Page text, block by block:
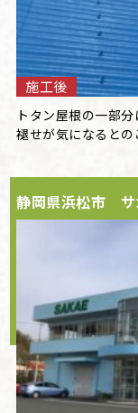
施工後
トタン屋根の一部
褪せが気になるとの
静岡県浜松市